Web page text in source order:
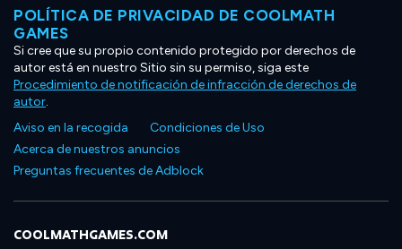
POLÍTICA DE PRIVACIDAD DE COOLMATH
GAMES
Si cree que su propio contenido protegido por derechos de
autor está en nuestro Sitio sin su permiso, siga este
Procedimiento de notificación de infracción de derechos de
autor.
Aviso en la recogida
Condiciones de Uso
Acerca de nuestros anuncios
Preguntas frecuentes de Adblock
COOLMATHGAMES.COM